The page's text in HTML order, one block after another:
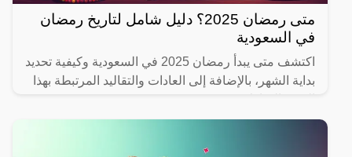
متى رمضان 2025؟ دليل شامل لتاريخ رمضان
في السعودية
اكتشف متى يبدأ رمضان 2025 في السعودية وكيفية تحديد
بداية الشهر، بالإضافة إلى العادات والتقاليد المرتبطة بهذا